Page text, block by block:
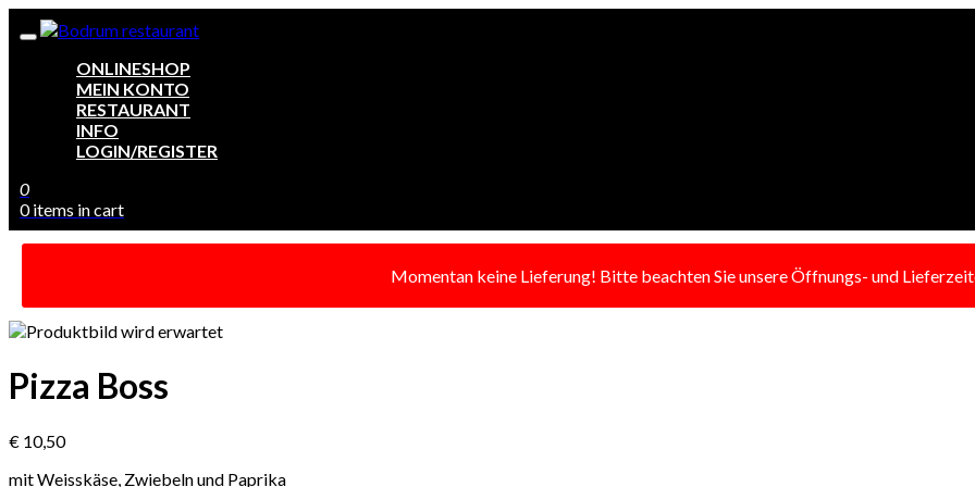
ONLINESHOP
MEIN KONTO
RESTAURANT
INFO
LOGIN/REGISTER
0
0 items in cart
Momentan keine Lieferung! Bitte beachten Sie unsere Öffnungs- und
Pizza Boss
€ 10,50
mit Weisskäse, Zwiebeln und Paprika